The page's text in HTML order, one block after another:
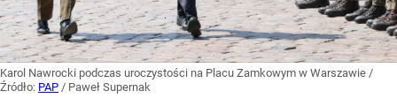
Karol Nawrocki podczas uroczystości na Placu Zamkowym w Warszawie /
Źródło: PAP / Paweł Supernak